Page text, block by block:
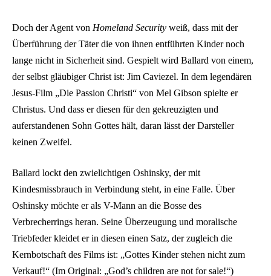
Doch der Agent von Homeland Security weiß, dass mit der
Überführung der Täter die von ihnen entführten Kinder noch
lange nicht in Sicherheit sind. Gespielt wird Ballard von einem,
der selbst gläubiger Christ ist: Jim Caviezel. In dem legendären
Jesus-Film „Die Passion Christi“ von Mel Gibson spielte er
Christus. Und dass er diesen für den gekreuzigten und
auferstandenen Sohn Gottes hält, daran lässt der Darsteller
keinen Zweifel.
Ballard lockt den zwielichtigen Oshinsky, der mit
Kindesmissbrauch in Verbindung steht, in eine Falle. Über
Oshinsky möchte er als V-Mann an die Bosse des
Verbrecherrings heran. Seine Überzeugung und moralische
Triebfeder kleidet er in diesen einen Satz, der zugleich die
Kernbotschaft des Films ist: „Gottes Kinder stehen nicht zum
Verkauf!“ (Im Original: „God’s children are not for sale!“)